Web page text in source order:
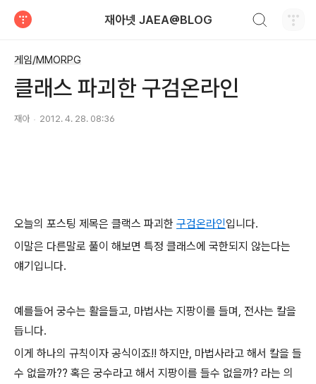
재아넷 JAEA@BLOG
게임/MMORPG
클래스 파괴한 구검온라인
재아 2012. 4. 28. 08:36
오늘의 포스팅 제목은 클랙스 파괴한 구검온라인입니다.
이말은 다른말로 풀이 해보면 특정 클래스에 국한되지 않는다는
얘기입니다.
예를들어 궁수는 활을들고, 마법사는 지팡이를 들며, 전사는 칼을
듭니다.
이게 하나의 규칙이자 공식이죠!! 하지만, 마법사라고 해서 칼을 들
수 없을까?? 혹은 궁수라고 해서 지팡이를 들수 없을까? 라는 의